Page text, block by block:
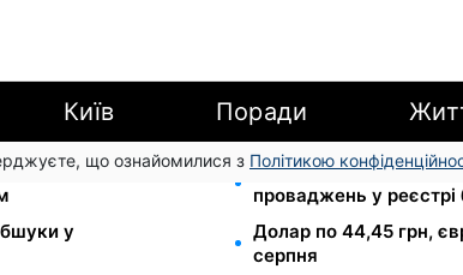
Київ Поради
що ознайомилися з Політикою
двоє загиблих,
113 млрд грн
проваджень у реєстрі
у
Долар по 44,45 грн,
серпня